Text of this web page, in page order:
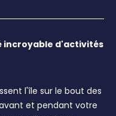
incroyable d'activités
l'île sur le bout des
et pendant votre